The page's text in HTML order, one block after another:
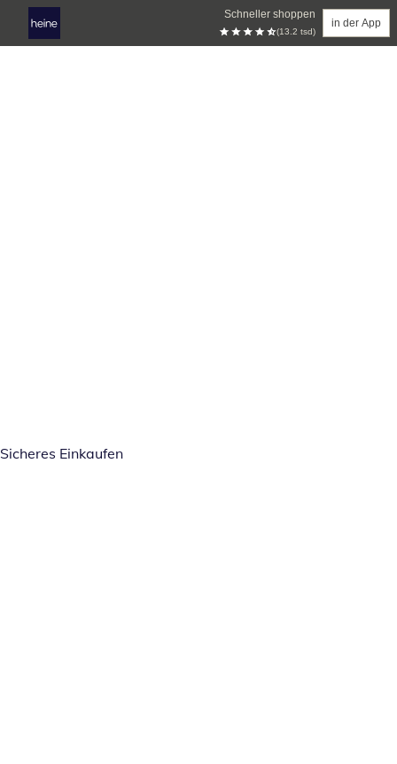
Schneller shoppen
(13.2 tsd)
in der App
Sicheres Einkaufen